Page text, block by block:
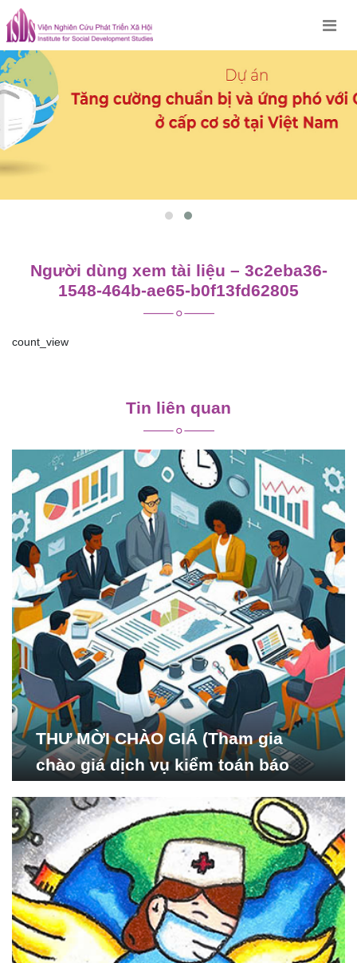
Skip
to
content
Người dùng xem tài liệu – 3c2eba36-
1548-464b-ae65-b0f13fd62805
count_view
viết
Tin liên quan
THƯ MỜI CHÀO GIÁ (Tham gia
chào giá dịch vụ kiểm toán báo
Nghiên cứu Phát triển Xã
hội_ISDS)